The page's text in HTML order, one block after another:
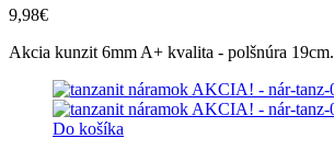
9,98€
Akcia kunzit 6mm A+ kvalita - polšnúra 19cm.
Do košíka